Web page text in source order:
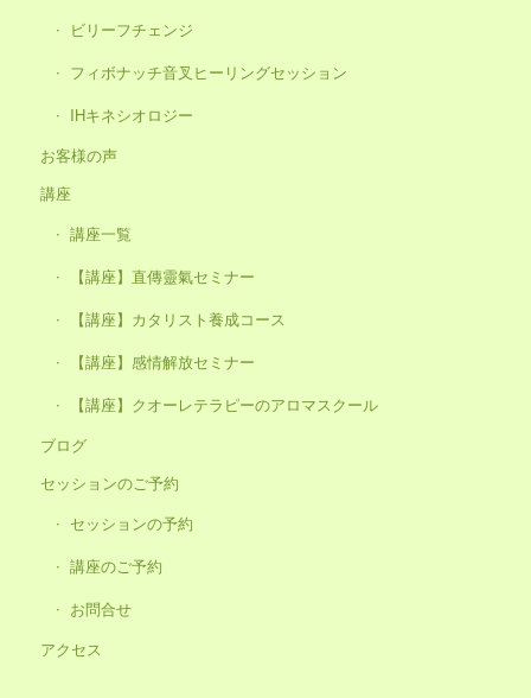
ビリーフチェンジ
フィボナッチ音叉ヒーリングセッション
IHキネシオロジー
お客様の声
講座
講座一覧
【講座】直傳靈氣セミナー
【講座】カタリスト養成コース
【講座】感情解放セミナー
【講座】クオーレテラピーのアロマスクール
ブログ
セッションのご予約
セッションの予約
講座のご予約
お問合せ
アクセス